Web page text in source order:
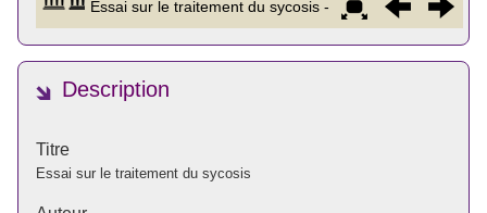
Description
Titre
Essai sur le traitement du sycosis